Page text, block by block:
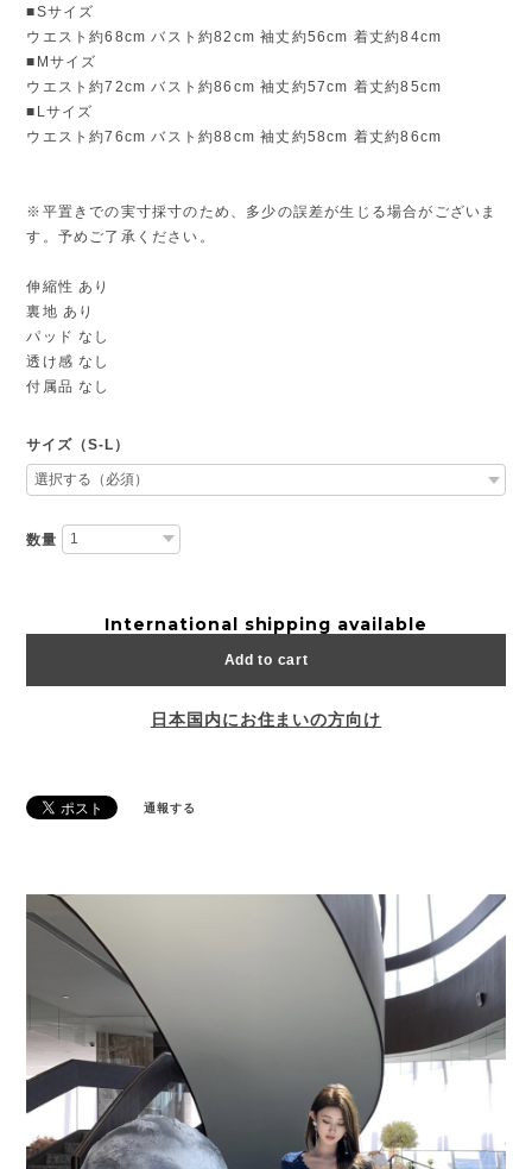
■Sサイズ
ウエスト約68cm バスト約82cm 袖丈約56cm 着丈約84cm
■Mサイズ
ウエスト約72cm バスト約86cm 袖丈約57cm 着丈約85cm
■Lサイズ
ウエスト約76cm バスト約88cm 袖丈約58cm 着丈約86cm
※平置きでの実寸採寸のため、多少の誤差が生じる場合がございま
す。予めご了承ください。
伸縮性 あり
裏地 あり
パッド なし
透け感 なし
付属品 なし
サイズ（S-L）
数量
International shipping available
Add to cart
日本国内にお住まいの方向け
通報する